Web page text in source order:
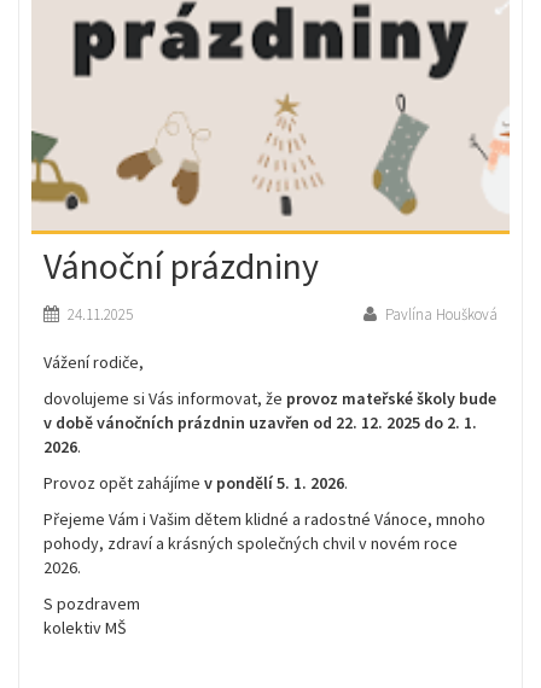
Vánoční prázdniny
Pavlína Houšková
24.11.2025
Vážení rodiče,
dovolujeme si Vás informovat, že provoz mateřské školy bude
v době vánočních prázdnin uzavřen od 22. 12. 2025 do 2. 1.
2026.
Provoz opět zahájíme v pondělí 5. 1. 2026.
Přejeme Vám i Vašim dětem klidné a radostné Vánoce, mnoho
pohody, zdraví a krásných společných chvil v novém roce
2026.
S pozdravem
kolektiv MŠ